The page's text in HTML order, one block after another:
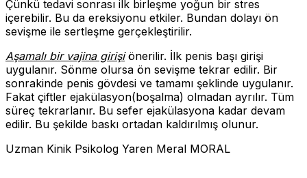
Çünkü tedavi sonrası ilk birleşme yoğun bir stres
içerebilir. Bu da ereksiyonu etkiler. Bundan dolayı ön
sevişme ile sertleşme gerçekleştirilir.
Aşamalı bir vajina girişiönerilir. İlk penis başı girişi
uygulanır. Sönme olursa ön sevişme tekrar edilir. Bir
sonrakinde penis gövdesi ve tamamı şeklinde uygulanır.
Fakat çiftler ejakülasyon(boşalma) olmadan ayrılır. Tüm
süreç tekrarlanır. Bu sefer ejakülasyona kadar devam
edilir. Bu şekilde baskı ortadan kaldırılmış olunur.
Uzman Kinik Psikolog Yaren Meral MORAL